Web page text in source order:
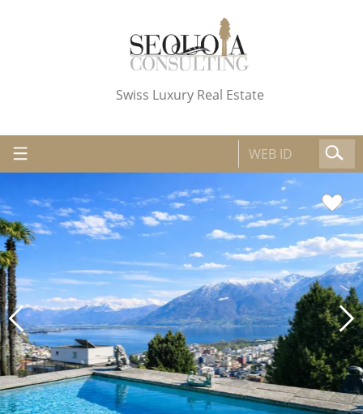
Swiss Luxury Real Estate